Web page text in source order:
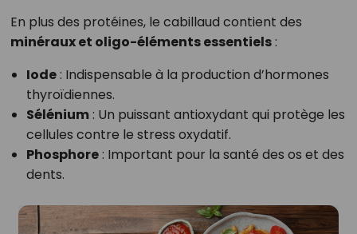
En plus des protéines, le cabillaud contient des
minéraux et oligo-éléments essentiels:
Iode: Indispensable à la production d’hormones
thyroïdiennes.
Sélénium: Un puissant antioxydant qui protège les
cellules contre le stress oxydatif.
Phosphore: Important pour la santé des os et des
dents.